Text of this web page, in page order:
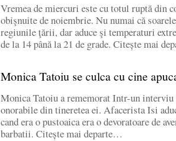
Vremea de miercuri este cu totul ruptă din
obişnuite de noiembrie. Nu numai că
regiunile ţării, dar aduce şi temperaturi
de la 14 până la 21 de grade. Citește mai
Monica Tatoiu se culca cu cine
Monica Tatoiu a rememorat Intr-un
onorabile din tineretea ei. Afacerista Isi
cand era o pustoaica era o devoratoare de
barbatii. Citește mai departe…